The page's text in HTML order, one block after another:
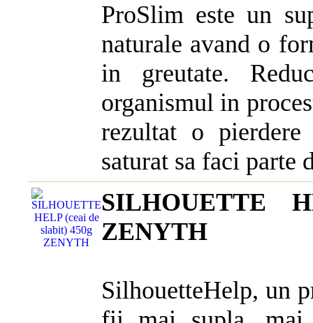
ProSlim este un
naturale avand o
in greutate.
organismul in
rezultat o
saturat sa faci parte
SILHOUETTE
ZENYTH
SilhouetteHelp, un